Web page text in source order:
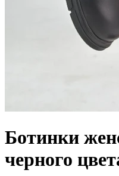
Ботинки
черного